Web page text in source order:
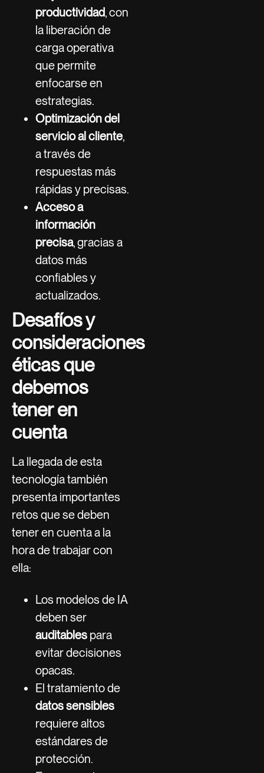
productividad, con
la liberación de
carga operativa
que permite
enfocarse en
estrategias.
Optimización del
servicio al cliente,
a través de
respuestas más
rápidas y precisas.
Acceso a
información
precisa, gracias a
datos más
confiables y
actualizados.
Desafíos y
consideraciones
éticas que
debemos
tener en
cuenta
La llegada de esta
tecnología también
presenta importantes
retos que se deben
tener en cuenta a la
hora de trabajar con
ella:
Los modelos de IA
deben ser
auditables para
evitar decisiones
opacas.
El tratamiento de
datos sensibles
requiere altos
estándares de
protección.